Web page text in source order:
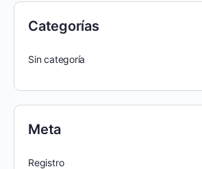
Categorías
Sin categoría
Meta
Registro